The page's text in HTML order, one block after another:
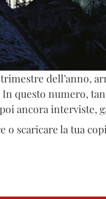
dell’anno,
In questo numero,
ancora interviste,
o scaricare la tua